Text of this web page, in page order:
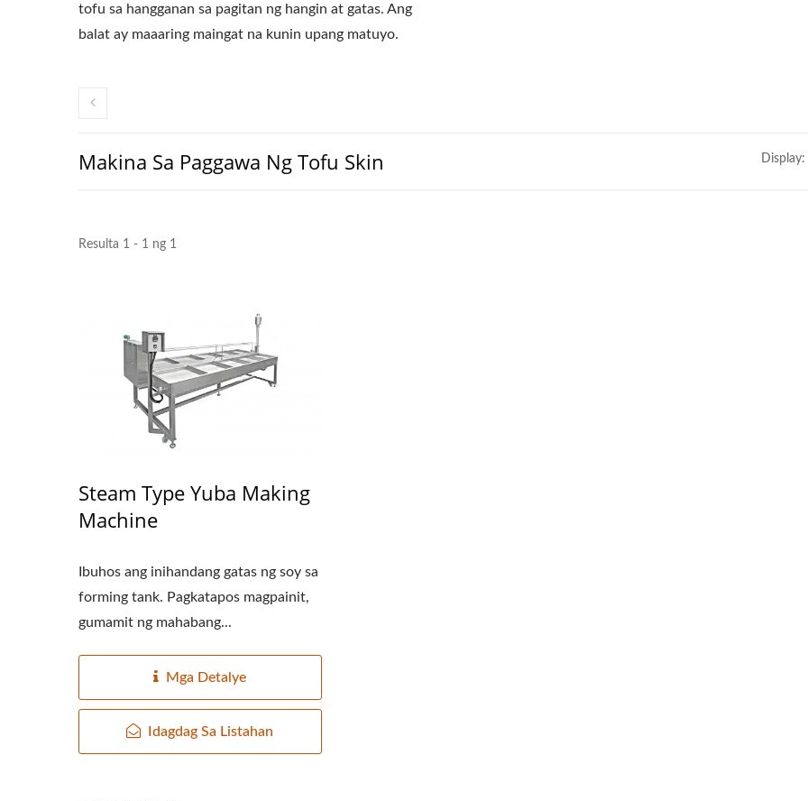
tofu sa hangganan sa pagitan ng hangin at gatas. Ang
balat ay maaaring maingat na kunin upang matuyo.
Makina Sa Paggawa Ng Tofu Skin Display:
Resulta 1 - 1 ng 1
Steam Type Yuba Making
Machine
Ibuhos ang inihandang gatas ng soy sa
forming tank. Pagkatapos magpainit,
gumamit ng mahabang...
Mga Detalye
Idagdag Sa Listahan